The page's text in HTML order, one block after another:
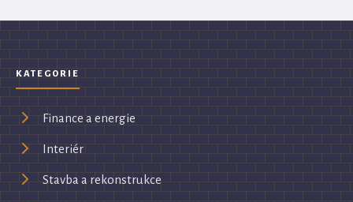
KATEGORIE
Finance a energie
Interiér
Stavba a rekonstrukce